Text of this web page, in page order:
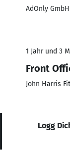
AdOnly GmbH
1 Jahr und 3
Front
John Harris
Logg